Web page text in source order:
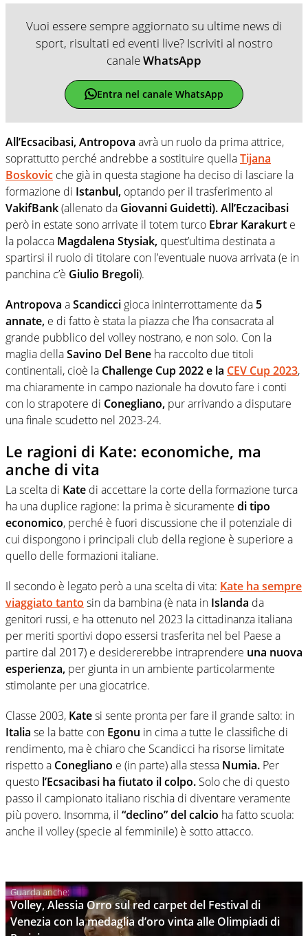
Vuoi essere sempre aggiornato su ultime news di
sport, risultati ed eventi live? Iscriviti al nostro
canaleWhatsApp
Entra nel canale WhatsApp
All’Ecsacibasi, Antropova avrà un ruolo da prima attrice,
soprattutto perché andrebbe a sostituire quellaTijana
Boskovic che già in questa stagione ha deciso di lasciare la
formazione di Istanbul, optando per il trasferimento al
VakifBank(allenato da Giovanni Guidetti). All’Eczacibasi
però in estate sono arrivate il totem turco Ebrar Karakurt e
la polacca Magdalena Stysiak, quest’ultima destinata a
spartirsi il ruolo di titolare con l’eventuale nuova arrivata (e in
panchina c’è Giulio Bregoli).
Antropova aScandicci gioca ininterrottamente da 5
annate, e di fatto è stata la piazza che l’ha consacrata al
grande pubblico del volley nostrano, e non solo. Con la
maglia dellaSavino Del Bene ha raccolto due titoli
continentali, cioè la Challenge Cup 2022 e la CEV Cup 2023,
ma chiaramente in campo nazionale ha dovuto fare i conti
con lo strapotere di Conegliano, pur arrivando a disputare
una finale scudetto nel 2023-24.
Le ragioni di Kate: economiche, ma
anche di vita
La scelta di Kate di accettare la corte della formazione turca
ha una duplice ragione: la prima è sicuramente di tipo
economico, perché è fuori discussione che il potenziale di
cui dispongono i principali club della regione è superiore a
quello delle formazioni italiane.
Il secondo è legato però a una scelta di vita: Kate ha sempre
viaggiato tanto sin da bambina (è nata in Islanda da
genitori russi, e ha ottenuto nel 2023 la cittadinanza italiana
per meriti sportivi dopo essersi trasferita nel bel Paese a
partire dal 2017) e desidererebbe intraprendere una nuova
esperienza, per giunta in un ambiente particolarmente
stimolante per una giocatrice.
Classe 2003, Katesi sente pronta per fare il grande salto: in
Italia se la batte con Egonu in cima a tutte le classifiche di
rendimento, ma è chiaro che Scandicci ha risorse limitate
rispetto a Conegliano e (in parte) alla stessa Numia. Per
questo l’Ecsacibasi ha fiutato il colpo. Solo che di questo
passo il campionato italiano rischia di diventare veramente
più povero. Insomma, il “declino” del calcio ha fatto scuola:
anche il volley (specie al femminile) è sotto attacco.
Volley, Alessia Orro sul red carpet del Festival di
Venezia con la medaglia d’oro vinta alle Olimpiadi di